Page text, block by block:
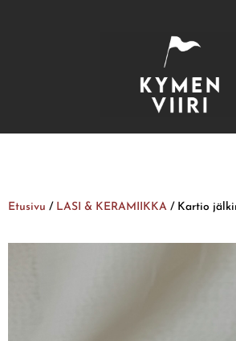
Etusivu / LASI & KERAMIIKKA / Kartio